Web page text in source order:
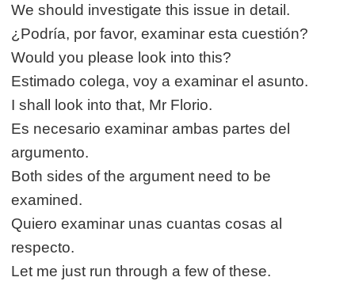
We should investigate this issue in detail.
¿Podría, por favor, examinar esta cuestión?
Would you please look into this?
Estimado colega, voy a examinar el asunto.
I shall look into that, Mr Florio.
Es necesario examinar ambas partes del
argumento.
Both sides of the argument need to be
examined.
Quiero examinar unas cuantas cosas al
respecto.
Let me just run through a few of these.